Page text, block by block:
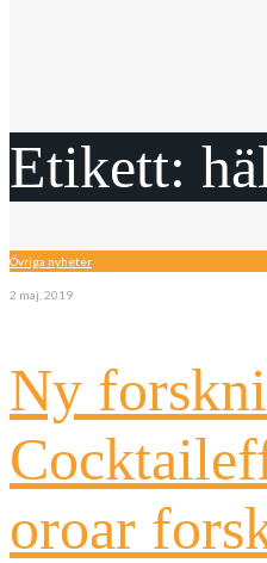
Etikett:
Övriga nyheter
2 maj, 2019
Ny
oroar